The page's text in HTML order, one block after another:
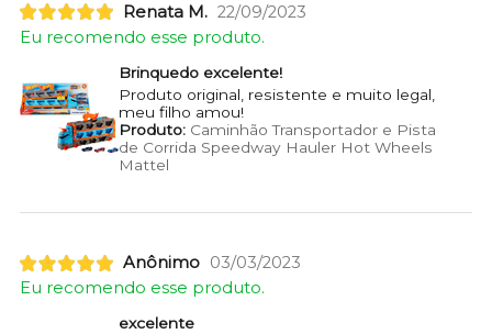
Renata M. 22/09/2023
Eu recomendo esse produto.
Brinquedo excelente!
Produto original, resistente e muito legal,
meu filho amou!
Produto:Caminhão Transportador e Pista
de Corrida Speedway Hauler Hot Wheels
Mattel
Anônimo 03/03/2023
Eu recomendo esse produto.
excelente